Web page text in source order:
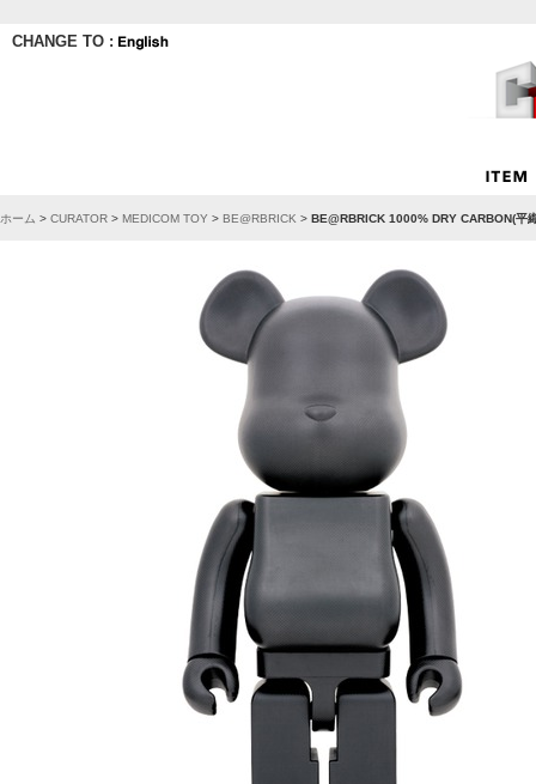
CHANGE TO :
ホーム > CURATOR > MEDICOM TOY > BE@RBRICK > BE@RBRICK 1000% DRY CARBON(平